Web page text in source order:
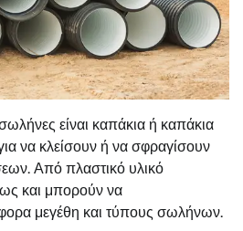
είναι καπάκια ή καπάκια
να κλείσουν ή να σφραγίσουν
Από πλαστικό υλικό
και μπορούν να
μεγέθη και τύπους σωλήνων.